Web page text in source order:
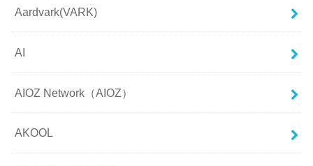
Aardvark(VARK)
AI
AIOZ Network（AIOZ）
AKOOL